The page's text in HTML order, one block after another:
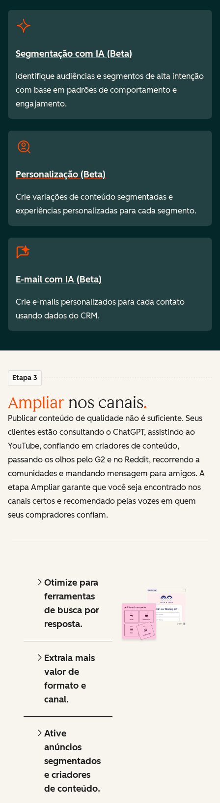
Segmentação com IA (Beta)
Identifique audiências e segmentos de alta intenção
com base em padrões de comportamento e
engajamento.
Personalização (Beta)
Crie variações de conteúdo segmentadas e
experiências personalizadas para cada segmento.
E-mail com IA (Beta)
Crie e-mails personalizados para cada contato
usando dados do CRM.
Etapa 3
Ampliar nos canais.
Publicar conteúdo de qualidade não é suficiente. Seus
clientes estão consultando o ChatGPT, assistindo ao
YouTube, confiando em criadores de conteúdo,
passando os olhos pelo G2 e no Reddit, recorrendo a
comunidades e mandando mensagem para amigos. A
etapa Ampliar garante que você seja encontrado nos
canais certos e recomendado pelas vozes em quem
seus compradores confiam.
Otimize para
ferramentas
de busca por
resposta.
Extraia mais
valor de
formato e
canal.
Ative
anúncios
segmentados
e criadores
de conteúdo.